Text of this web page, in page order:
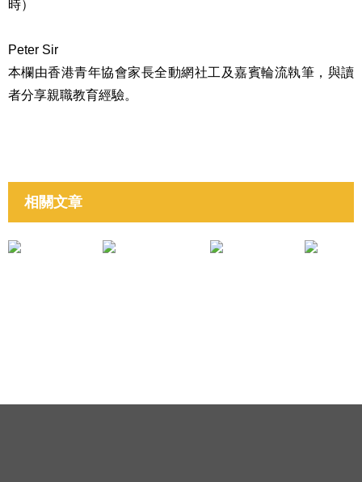
時）
Peter Sir
本欄由香港青年協會家長全動網社工及嘉賓輪流執筆，與讀
者分享親職教育經驗。
相關文章
培育子女成材